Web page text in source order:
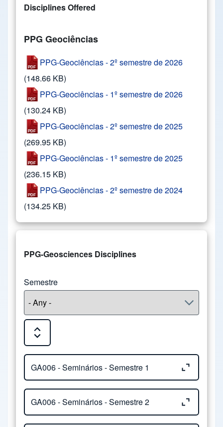
Disciplines Offered
PPG Geociências
PPG-Geociências - 2º semestre de 2026
(148.66 KB)
PPG-Geociências - 1º semestre de 2026
(130.24 KB)
PPG-Geociências - 2º semestre de 2025
(269.95 KB)
PPG-Geociências - 1º semestre de 2025
(236.15 KB)
PPG-Geociências - 2º semestre de 2024
(134.25 KB)
PPG-Geosciences Disciplines
Semestre
Expand or Collapse all sections
GA006 - Seminários - Semestre 1
Close or Open tab vvja-pane-30600596-1-pane
Núcleo: Geociências
Ementa:Estudo sobre os aspectos teóricos
GA006 - Seminários - Semestre 2
Close or Open tab vvja-pane-30600596-2-pane